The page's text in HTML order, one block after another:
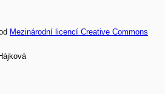
Mezinárodní licencí Creative Commons